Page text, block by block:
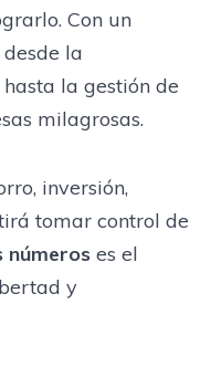
Con un
la
la gestión de
milagrosas.
inversión,
tomar control de
números es el
y